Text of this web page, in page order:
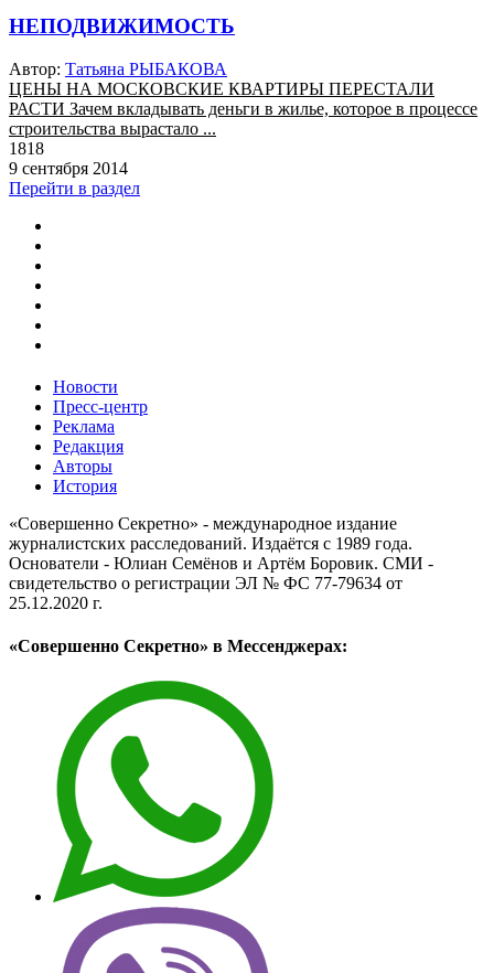
НЕПОДВИЖИМОСТЬ
Автор: Татьяна РЫБАКОВА
ЦЕНЫ НА МОСКОВСКИЕ КВАРТИРЫ ПЕРЕСТАЛИ
РАСТИ Зачем вкладывать деньги в жилье, которое в процессе
строительства вырастало ...
1818
9 сентября 2014
Перейти в раздел
Новости
Пресс-центр
Реклама
Редакция
Авторы
История
«Совершенно Секретно» - международное издание
журналистских расследований. Издаётся с 1989 года.
Основатели - Юлиан Семёнов и Артём Боровик. CМИ -
свидетельство о регистрации ЭЛ № ФС 77-79634 от
25.12.2020 г.
«Совершенно Секретно» в Мессенджерах: